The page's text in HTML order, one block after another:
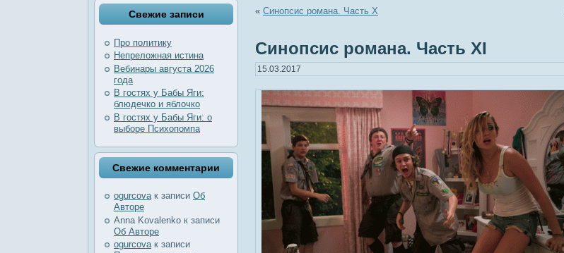
Свежие записи
Про политику
Непреложная истина
Вебинары августа 2026
года
В гостях у Бабы Яги:
блюдечко и яблочко
В гостях у Бабы Яги: о
выборе Психопомпа
Свежие комментарии
ogurcovaк записи Об
Авторе
Anna Kovalenko к записи
Об Авторе
ogurcovaк записи
« Синопсис романа. Часть Х
Синопсис романа. Часть ХI
15.03.2017